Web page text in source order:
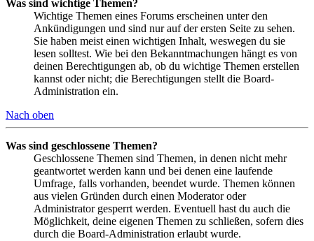
Was sind wichtige Themen?
Wichtige Themen eines Forums erscheinen unter den
Ankündigungen und sind nur auf der ersten Seite zu sehen.
Sie haben meist einen wichtigen Inhalt, weswegen du sie
lesen solltest. Wie bei den Bekanntmachungen hängt es von
deinen Berechtigungen ab, ob du wichtige Themen erstellen
kannst oder nicht; die Berechtigungen stellt die Board-
Administration ein.
Nach oben
Was sind geschlossene Themen?
Geschlossene Themen sind Themen, in denen nicht mehr
geantwortet werden kann und bei denen eine laufende
Umfrage, falls vorhanden, beendet wurde. Themen können
aus vielen Gründen durch einen Moderator oder
Administrator gesperrt werden. Eventuell hast du auch die
Möglichkeit, deine eigenen Themen zu schließen, sofern dies
durch die Board-Administration erlaubt wurde.